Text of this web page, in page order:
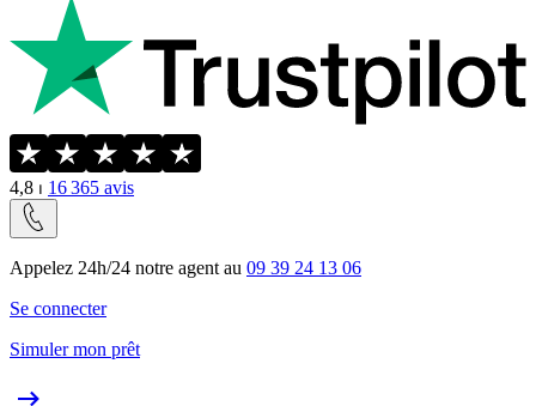
4,8 ⏐ 16 365 avis
Appelez 24h/24 notre agent au 09 39 24 13 06
Se connecter
Simuler mon prêt